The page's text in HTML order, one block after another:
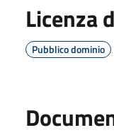
Licenza
Pubblico dominio